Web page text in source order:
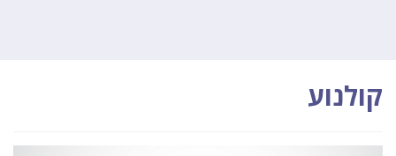
קולנוע